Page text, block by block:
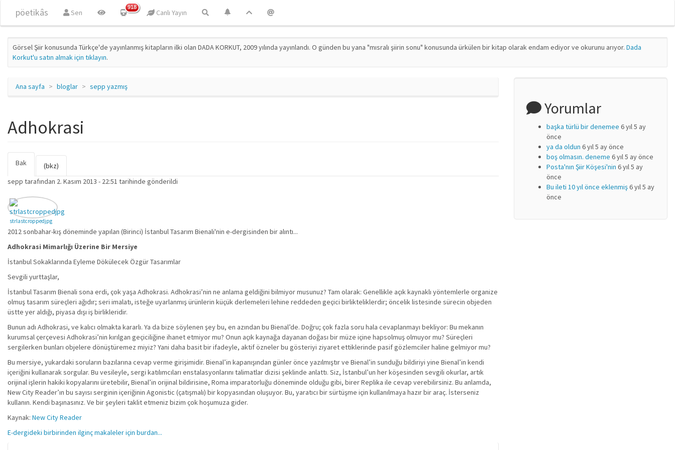
pöetikâs Sen
918
Canlı Yayın
Görsel Şiir konusunda Türkçe'de yayınlanmış kitapların ilki olan DADA KORKUT, 2009 yılında yayınlandı. O günden bu yana "mısralı şiirin sonu" konusunda ürkülen bir kitap olarak endam ediyor ve okurunu arıyor. Dada
Korkut'u satın almak için tıklayın.
Ana sayfa bloglar sepp yazmış
Adhokrasi
Birincil sekmeler
Bak
sekme)
(bkz)
sepp tarafından 2. Kasım 2013 - 22:51 tarihinde gönderildi
strlastcroppedjpg
2012 sonbahar-kış döneminde yapılan (Birinci) İstanbul Tasarım Bienali'nin e-dergisinden bir alıntı...
Adhokrasi Mimarlığı Üzerine Bir Mersiye
İstanbul Sokaklarında Eyleme Dökülecek Özgür Tasarımlar
Sevgili yurttaşlar,
İstanbul Tasarım Bienali sona erdi, çok yaşa Adhokrasi. Adhokrasi’nin ne anlama geldiğini bilmiyor musunuz? Tam olarak: Genellikle açık kaynaklı yöntemlerle organize
olmuş tasarım süreçleri ağıdır; seri imalatı, isteğe uyarlanmış ürünlerin küçük derlemeleri lehine reddeden geçici birlikteliklerdir; öncelik listesinde sürecin objeden
üstte yer aldığı, piyasa dışı iş birlikleridir.
Bunun adı Adhokrasi, ve kalıcı olmakta kararlı. Ya da bize söylenen şey bu, en azından bu Bienal’de. Doğru; çok fazla soru hala cevaplanmayı bekliyor: Bu mekanın
kurumsal çerçevesi Adhokrasi’nin kırılgan geçiciliğine ihanet etmiyor mu? Onun açık kaynağa dayanan doğası bir müze içine hapsolmuş olmuyor mu? Süreçleri
sergilerken bunları objelere dönüştüremez miyiz? Yani daha basit bir ifadeyle, aktif özneler bu gösteriyi ziyaret ettiklerinde pasif gözlemciler haline gelmiyor mu?
Bu mersiye, yukardaki soruların bazılarına cevap verme girişimidir. Bienal’in kapanışından günler önce yazılmıştır ve Bienal’in sunduğu bildiriyi yine Bienal’in kendi
içeriğini kullanarak sorgular. Bu vesileyle, sergi katılımcıları enstalasyonlarını talimatlar dizisi şeklinde anlattı. Siz, İstanbul’un her köşesinden sevgili okurlar, artık
orijinal işlerin hakiki kopyalarını üretebilir, Bienal’in orijinal bildirisine, Roma imparatorluğu döneminde olduğu gibi, birer Replika ile cevap verebilirsiniz. Bu anlamda,
New City Reader’ın bu sayısı serginin içeriğinin Agonistic (çatışmalı) bir kopyasından oluşuyor. Bu, yaratıcı bir sürtüşme için kullanılmaya hazır bir araç. İsterseniz
kullanın. Kendi başınasınız. Ve bir şeyleri taklit etmeniz bizim çok hoşumuza gider.
Kaynak: New City Reader
E-dergideki birbirinden ilginç makaleler için burdan...
Yorumlar
başka türlü bir denemee 6 yıl 5 ay
önce
ya da oldun 6 yıl 5 ay önce
boş olmasın. deneme 6 yıl 5 ay önce
Posta'nın Şiir Köşesi'nin 6 yıl 5 ay
önce
Bu ileti 10 yıl önce eklenmiş6 yıl 5 ay
önce